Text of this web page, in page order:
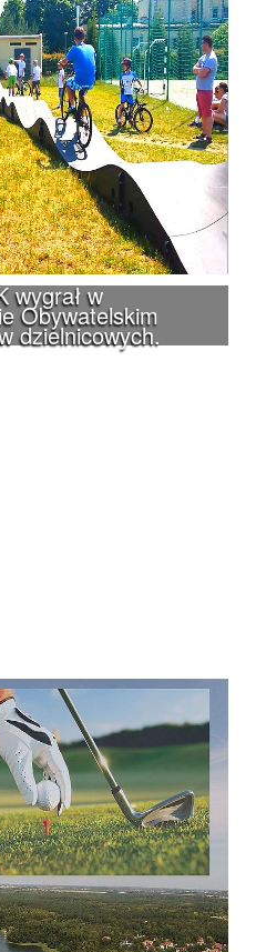
wygrał w
Obywatelskim
dzielnicowych.